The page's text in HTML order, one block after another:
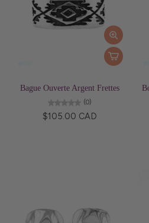
Bague Ouverte Argent Frettes
(0)
$105.00 CAD